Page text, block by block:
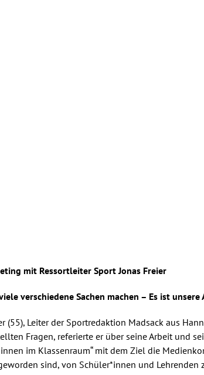
mit Ressortleiter Sport Jonas Freier
verschiedene Sachen machen – Es ist
(55), Leiter der Sportredaktion Madsack aus
Fragen, referierte er über seine Arbeit und
im Klassenraum“ mit dem Ziel die
sind, von Schüler*innen und Lehrenden